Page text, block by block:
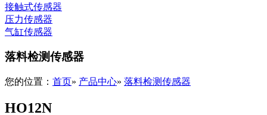
接触式传感器
压力传感器
气缸传感器
落料检测传感器
您的位置： 首页» 产品中心» 落料检测传感器
HO12N